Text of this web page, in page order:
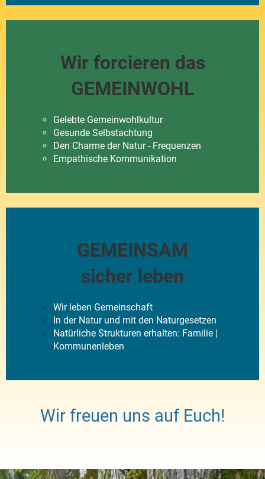
Wir forcieren das
GEMEINWOHL
Gelebte Gemeinwohlkultur
Gesunde Selbstachtung
Den Charme der Natur - Frequenzen
Empathische Kommunikation
GEMEINSAM
sicher leben
Wir leben Gemeinschaft
In der Natur und mit den Naturgesetzen
Natürliche Strukturen erhalten: Familie |
Kommunenleben
Wir freuen uns auf Euch!